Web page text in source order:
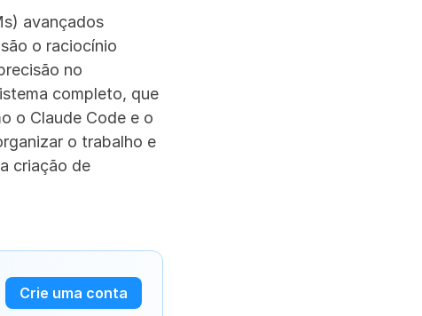
avançados
o raciocínio
no
completo, que
o Claude Code e o
o trabalho e
criação de
Crie uma conta